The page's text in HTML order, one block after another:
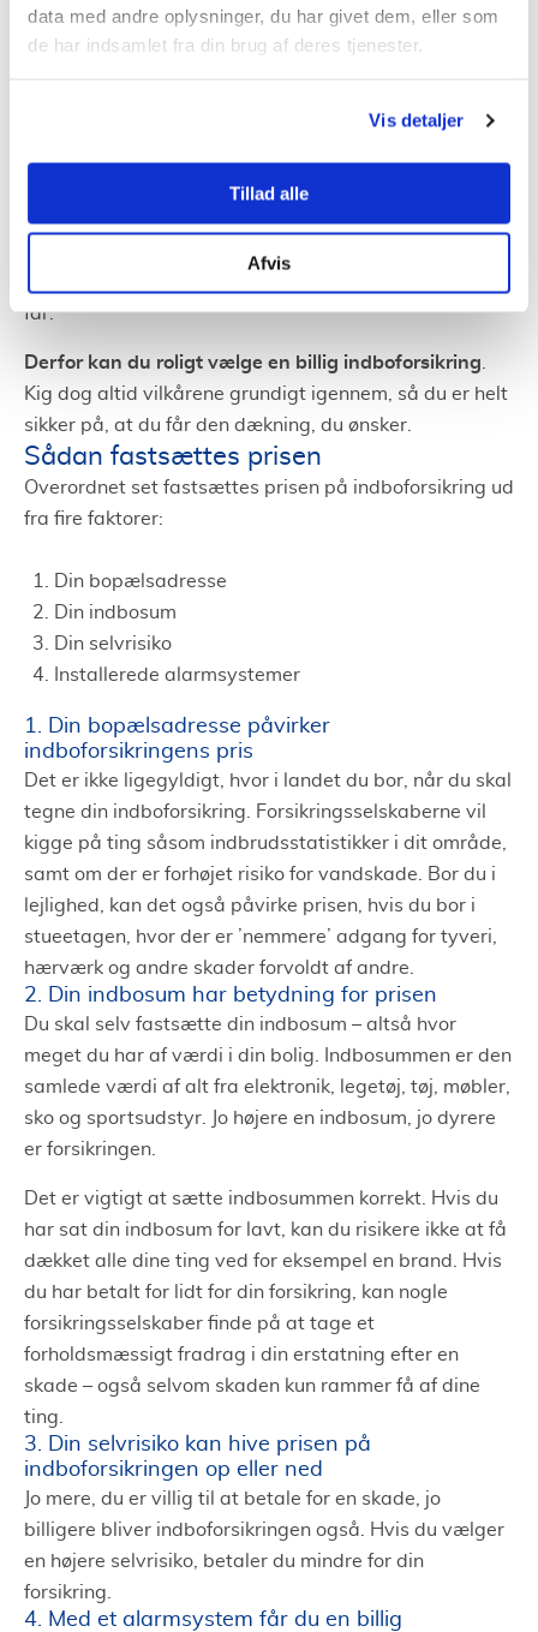
data med andre oplysninger, du har givet dem, eller som
de har indsamlet fra din brug af deres tjenester.
Vis detaljer
Tillad alle
Afvis
person, og fra forsikringsselskab til forsikringsselskab.
Det afhænger både af din valgte dækning, men også
I din jagt på den bedste indboforsikring skal du være
En indboforsikring er ikke bedre, bare fordi
den koster mere. Faktisk har flere
får.
Derfor kan du roligt vælge en billig indboforsikring
Kig dog altid vilkårene grundigt igennem, så du er helt
sikker på, at du får den dækning, du ønsker.
Sådan fastsættes prisen
Overordnet set fastsættes prisen på indboforsikring ud
fra fire faktorer:
Din bopælsadresse
Din indbosum
Din selvrisiko
Installerede alarmsystemer
1. Din bopælsadresse påvirker
indboforsikringens pris
Det er ikke ligegyldigt, hvor i landet du bor, når du skal
tegne din indboforsikring. Forsikringsselskaberne vil
kigge på ting såsom indbrudsstatistikker i dit område,
samt om der er forhøjet risiko for vandskade. Bor du i
lejlighed, kan det også påvirke prisen, hvis du bor i
stueetagen, hvor der er ’nemmere’ adgang for tyveri,
hærværk og andre skader forvoldt af andre.
2. Din indbosum har betydning for prisen
Du skal selv fastsætte din indbosum – altså hvor
meget du har af værdi i din bolig. Indbosummen er den
samlede værdi af alt fra elektronik, legetøj, tøj, møbler,
sko og sportsudstyr. Jo højere en indbosum, jo dyrere
er forsikringen.
Det er vigtigt at sætte indbosummen korrekt. Hvis du
har sat din indbosum for lavt, kan du risikere ikke at få
dækket alle dine ting ved for eksempel en brand. Hvis
du har betalt for lidt for din forsikring, kan nogle
forsikringsselskaber finde på at tage et
forholdsmæssigt fradrag i din erstatning efter en
skade – også selvom skaden kun rammer få af dine
ting.
3. Din selvrisiko kan hive prisen på
indboforsikringen op eller ned
Jo mere, du er villig til at betale for en skade, jo
billigere bliver indboforsikringen også. Hvis du vælger
en højere selvrisiko, betaler du mindre for din
forsikring.
4. Med et alarmsystem får du en billig